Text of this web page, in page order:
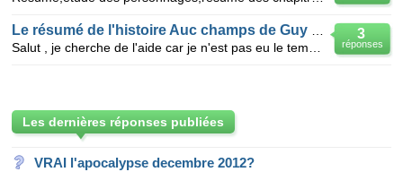
3
réponses
Les dernières réponses publiées
VRAI l'apocalypse decembre 2012?